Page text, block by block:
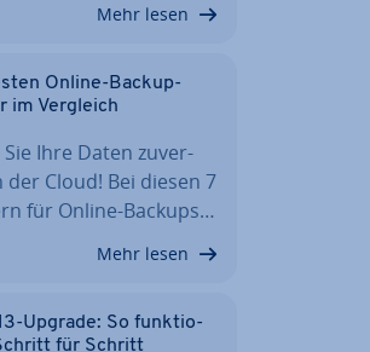
Mehr lesen
Online-Backup-
im Vergleich
Sie Ihre Daten zu­ver­
der Cloud! Bei diesen 7
für Online-Backups…
Mehr lesen
Upgrade: So funk­tio­
für Schritt